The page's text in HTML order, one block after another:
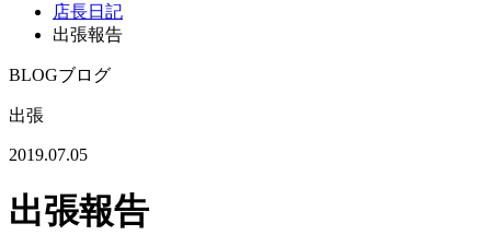
店長日記
出張報告
BLOGブログ
出張
2019.07.05
出張報告